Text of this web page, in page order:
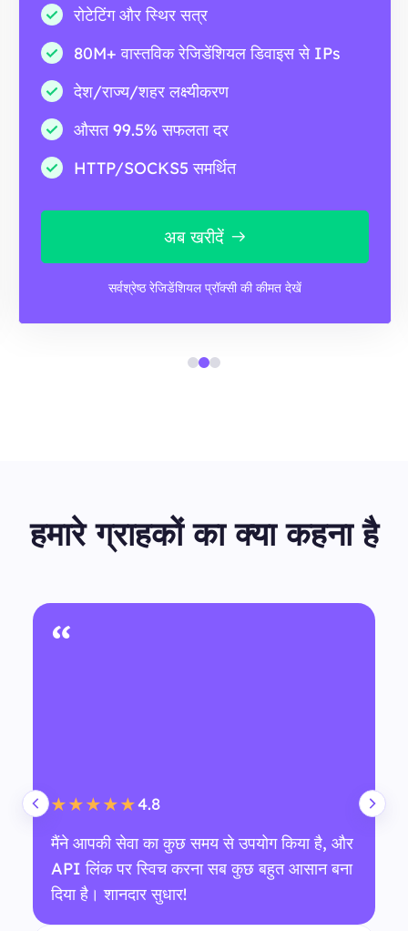
रोटेटिंग और स्थिर सत्र
80M+ वास्तविक रेजिडेंशियल डिवाइस से IPs
देश/राज्य/शहर लक्ष्यीकरण
औसत 99.5% सफलता दर
HTTP/SOCKS5 समर्थित
अब खरीदें
सर्वश्रेष्ठ रेजिडेंशियल प्रॉक्सी की कीमत देखें
हमारे ग्राहकों का क्या कहना है
“
★★★★★4.8
मैंने आपकी सेवा का कुछ समय से उपयोग किया है, और
API लिंक पर स्विच करना सब कुछ बहुत आसान बना
दिया है। शानदार सुधार!